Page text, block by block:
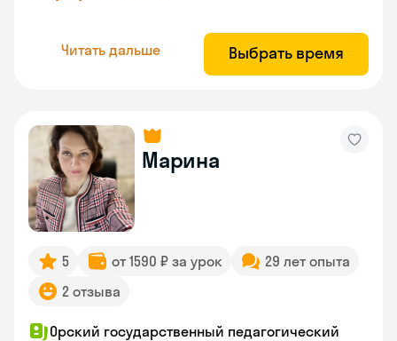
Читать дальше Выбрать время
Марина
5 от 1590 ₽ за урок
29 лет опыта
2 отзыва
Орский государственный педагогический